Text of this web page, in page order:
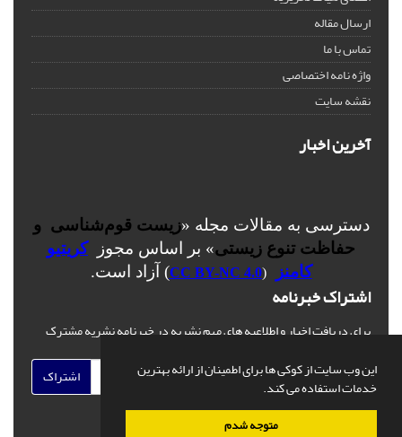
این وب سایت از کوکی ها برای اطمینان از ارائه بهترین
خدمات استفاده می کند.
متوجه شدم
ارسال مقاله
تماس با ما
واژه نامه اختصاصی
نقشه سایت
آخرین اخبار
دسترسی به مقالات مجله «زیست قوم‌شناسی و
حفاظت تنوع زیستی» بر اساس مجوزکریتیو
کامنز
(
CC BY-NC 4.0) آزاد است.
اشتراک خبرنامه
برای دریافت اخبار و اطلاعیه های مهم نشریه در خبرنامه نشریه مشترک
اشتراک